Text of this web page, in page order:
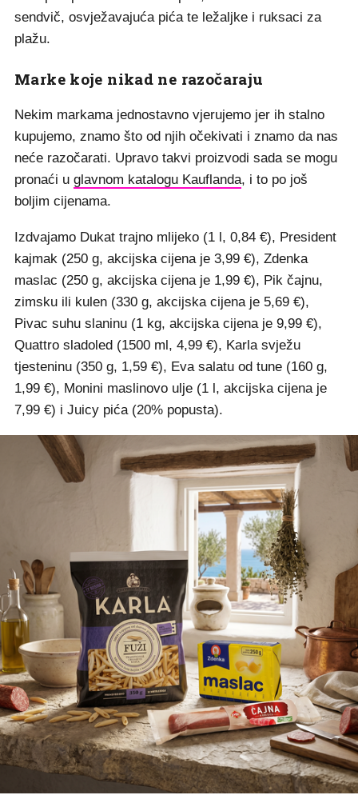
sendvič, osvježavajuća pića te ležaljke i ruksaci za
plažu.
Marke koje nikad ne razočaraju
Nekim markama jednostavno vjerujemo jer ih stalno
kupujemo, znamo što od njih očekivati i znamo da nas
neće razočarati. Upravo takvi proizvodi sada se mogu
pronaći u glavnom katalogu Kauflanda, i to po još
boljim cijenama.
Izdvajamo Dukat trajno mlijeko (1 l, 0,84 €), President
kajmak (250 g, akcijska cijena je 3,99 €), Zdenka
maslac (250 g, akcijska cijena je 1,99 €), Pik čajnu,
zimsku ili kulen (330 g, akcijska cijena je 5,69 €),
Pivac suhu slaninu (1 kg, akcijska cijena je 9,99 €),
Quattro sladoled (1500 ml, 4,99 €), Karla svježu
tjesteninu (350 g, 1,59 €), Eva salatu od tune (160 g,
1,99 €), Monini maslinovo ulje (1 l, akcijska cijena je
7,99 €) i Juicy pića (20% popusta).